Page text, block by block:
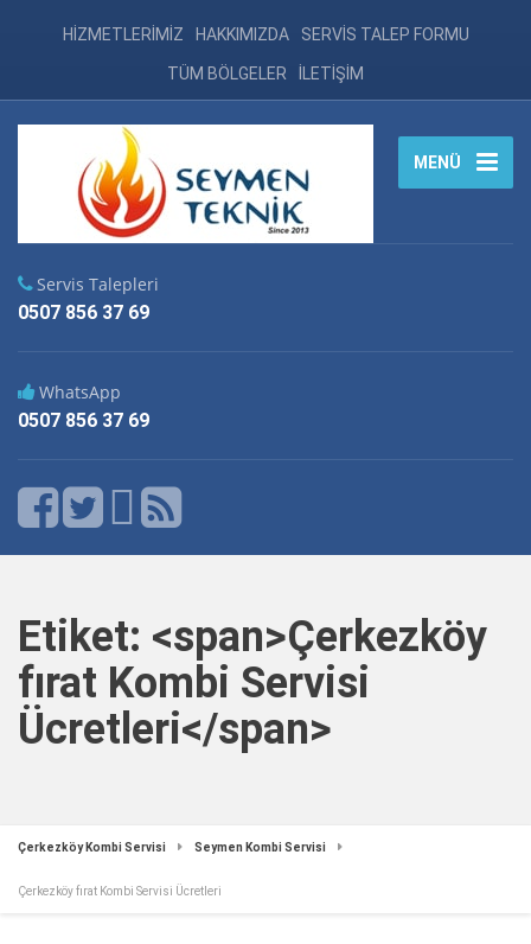
HİZMETLERİMİZ HAKKIMIZDA SERVİS TALEP FORMU
TÜM BÖLGELER İLETİŞİM
MENÜ
Servis Talepleri
0507 856 37 69
WhatsApp
0507 856 37 69
Etiket: <span>Çerkezköy
fırat Kombi Servisi
Ücretleri</span>
Çerkezköy Kombi Servisi Seymen Kombi Servisi
Çerkezköy fırat Kombi Servisi Ücretleri